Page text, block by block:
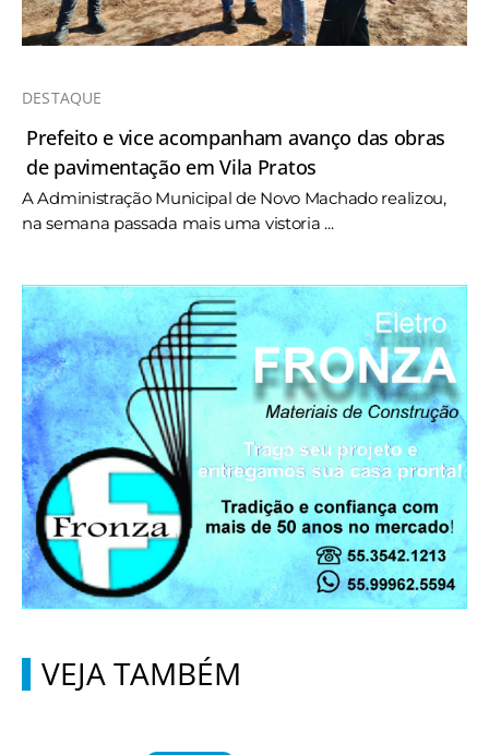
DESTAQUE
Prefeito e vice acompanham avanço das obras
de pavimentação em Vila Pratos
A Administração Municipal de Novo Machado realizou,
na semana passada mais uma vistoria ...
VEJA TAMBÉM